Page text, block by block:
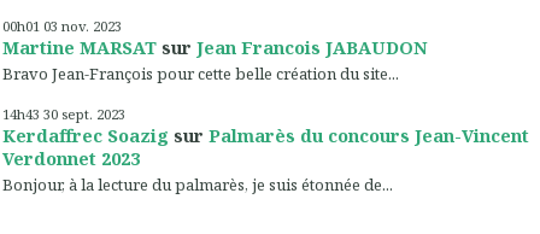
00h01 03 nov. 2023
Martine MARSAT sur Jean Francois JABAUDON
Bravo Jean-François pour cette belle création du site...
14h43 30 sept. 2023
Kerdaffrec Soazig sur Palmarès du concours Jean-Vincent
Verdonnet 2023
Bonjour, à la lecture du palmarès, je suis étonnée de...